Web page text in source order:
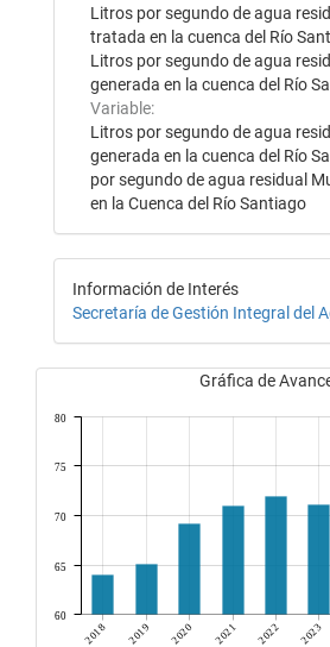
Litros por segundo de agua
tratada en la cuenca del Río
Litros por segundo de agua
generada en la cuenca del Río
Variable:
Litros por segundo de agua
generada en la cuenca del Río
por segundo de agua residual
en la Cuenca del Río Santiago
Información de Interés
Secretaría de Gestión Integral del
Gráfica de
2018 2019 2020 2021 2022 2023
60
65
70
75
80